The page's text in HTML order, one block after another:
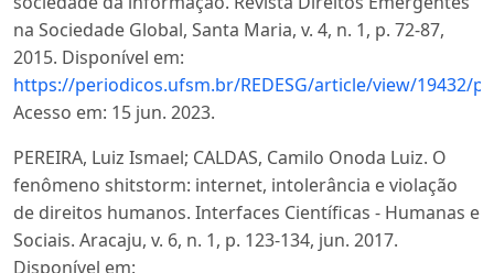
na Sociedade Global, Santa Maria, v. 4, n. 1, p. 72-87,
2015. Disponível em:
https://periodicos.ufsm.br/REDESG/article/view/19432/
Acesso em: 15 jun. 2023.
PEREIRA, Luiz Ismael; CALDAS, Camilo Onoda Luiz. O
fenômeno shitstorm: internet, intolerância e violação
de direitos humanos. Interfaces Científicas - Humanas e
Sociais. Aracaju, v. 6, n. 1, p. 123-134, jun. 2017.
Disponível em: